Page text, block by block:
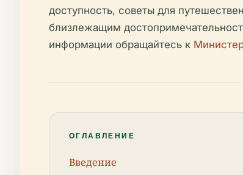
доступность, советы для
близлежащим
информации обращайтесь к
ОГЛАВЛЕНИЕ
Введение